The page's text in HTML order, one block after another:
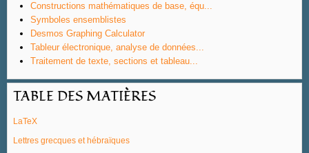
Constructions mathématiques de base, équ...
Symboles ensemblistes
Desmos Graphing Calculator
Tableur électronique, analyse de données...
Traitement de texte, sections et tableau...
TABLE DES MATIÈRES
LaTeX
Lettres grecques et hébraïques